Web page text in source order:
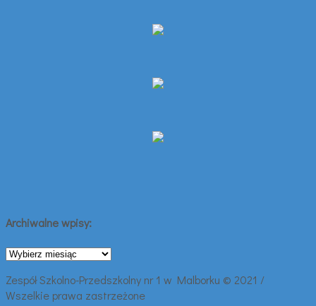
Archiwalne wpisy:
Archiwalne
Zespół Szkolno-Przedszkolny nr 1 w Malborku © 2021 /
Wszelkie prawa zastrzeżone